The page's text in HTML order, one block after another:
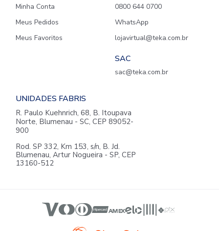
Minha Conta
Meus Pedidos
Meus Favoritos
0800 644 0700
WhatsApp
lojavirtual@teka.com.br
SAC
sac@teka.com.br
UNIDADES FABRIS
R. Paulo Kuehnrich, 68, B. Itoupava
Norte, Blumenau - SC, CEP 89052-
900
Rod. SP 332, Km 153, s/n, B. Jd.
Blumenau, Artur Nogueira - SP, CEP
13160-512